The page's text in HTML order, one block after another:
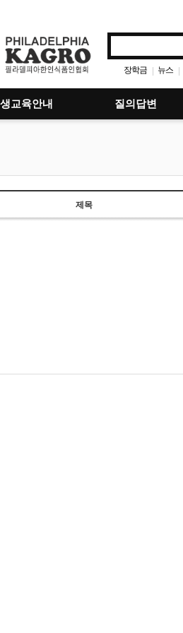
장학금 | 뉴스 |
교육안내 질의답변
제목